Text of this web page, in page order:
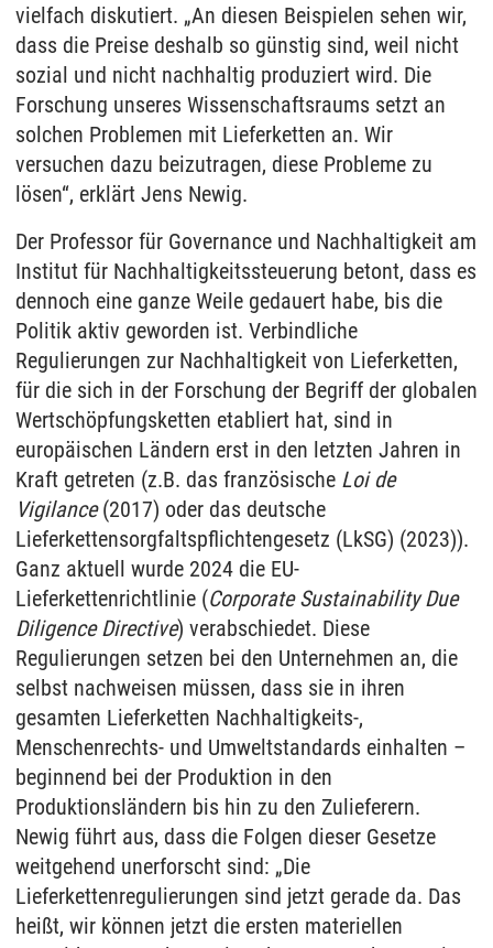
vielfach diskutiert. „An diesen Beispielen sehen wir,
dass die Preise deshalb so günstig sind, weil nicht
sozial und nicht nachhaltig produziert wird. Die
Forschung unseres Wissenschaftsraums setzt an
solchen Problemen mit Lieferketten an. Wir
versuchen dazu beizutragen, diese Probleme zu
lösen“, erklärt Jens Newig.
Der Professor für Governance und Nachhaltigkeit am
Institut für Nachhaltigkeitssteuerung betont, dass es
dennoch eine ganze Weile gedauert habe, bis die
Politik aktiv geworden ist. Verbindliche
Regulierungen zur Nachhaltigkeit von Lieferketten,
für die sich in der Forschung der Begriff der globalen
Wertschöpfungsketten etabliert hat, sind in
europäischen Ländern erst in den letzten Jahren in
Kraft getreten (z.B. das französische Loi de
Vigilance(2017) oder das deutsche
Lieferkettensorgfaltspflichtengesetz (LkSG) (2023)).
Ganz aktuell wurde 2024 die EU-
Lieferkettenrichtlinie (Corporate Sustainability Due
Diligence Directive) verabschiedet. Diese
Regulierungen setzen bei den Unternehmen an, die
selbst nachweisen müssen, dass sie in ihren
gesamten Lieferketten Nachhaltigkeits-,
Menschenrechts- und Umweltstandards einhalten –
beginnend bei der Produktion in den
Produktionsländern bis hin zu den Zulieferern.
Newig führt aus, dass die Folgen dieser Gesetze
weitgehend unerforscht sind: „Die
Lieferkettenregulierungen sind jetzt gerade da. Das
heißt, wir können jetzt die ersten materiellen